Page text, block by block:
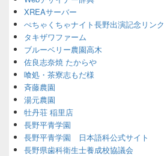
XREAサーバー
ぺちゃくちゃナイト長野出演記念リンク
タキザワファーム
ブルーベリー農園高木
佐良志奈焼 たからや
喰処・茶寮志もだ様
斉藤農園
湯元農園
牡丹荘 稲里店
長野平青学園
長野平青学園 日本語科公式サイト
長野県歯科衛生士養成校協議会